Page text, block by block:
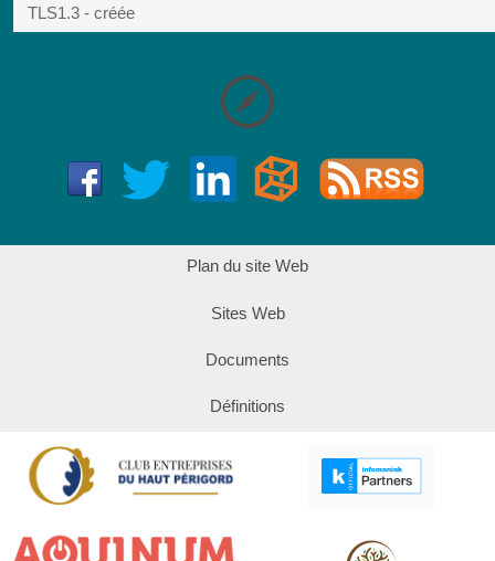
TLS1.3 - créée
Plan du site Web
Sites Web
Documents
Définitions